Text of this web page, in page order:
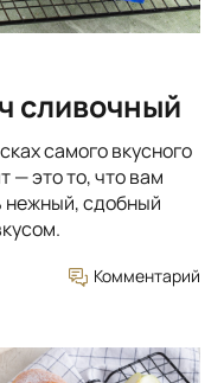
сливочный
самого вкусного
— это то, что вам
нежный, сдобный
Комментарий